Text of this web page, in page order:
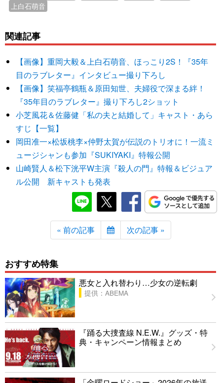
上白石萌音
関連記事
【画像】重岡大毅＆上白石萌音、ほっこり2S！『35年
目のラブレター』インタビュー撮り下ろし
【画像】笑福亭鶴瓶＆原田知世、夫婦役で深まる絆！
『35年目のラブレター』撮り下ろし2ショット
小芝風花＆佐藤健「私の夫と結婚して」キャスト・あら
すじ【一覧】
岡田准一×松坂桃李×仲野太賀が伝説のトリオに！一流ミ
ュージシャンも参加『SUKIYAKI』特報公開
山崎賢人＆松下洸平W主演『殺人の門』特報＆ビジュア
ル公開 新キャストも発表
« 前の記事 次の記事 »
おすすめ特集
悪女と入れ替わり…少女の逆転劇
提供：ABEMA
『踊る大捜査線 N.E.W.』グッズ・特
典・キャンペーン情報まとめ